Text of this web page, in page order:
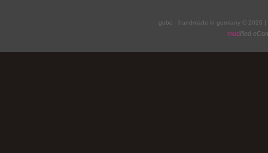
gubo - handmade in germany © 2026
modified